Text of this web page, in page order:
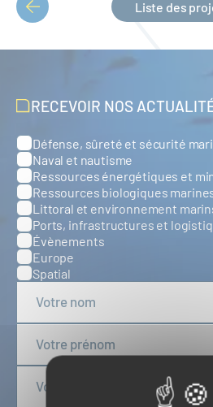
PAGINATION
Liste des
RECEVOIR NOS
Catégories
Défense, sûreté et sécurité
Naval et nautisme
Ressources énergétiques et
Ressources biologiques
Littoral et environnement
Ports, infrastructures et
Évènements
Europe
Spatial